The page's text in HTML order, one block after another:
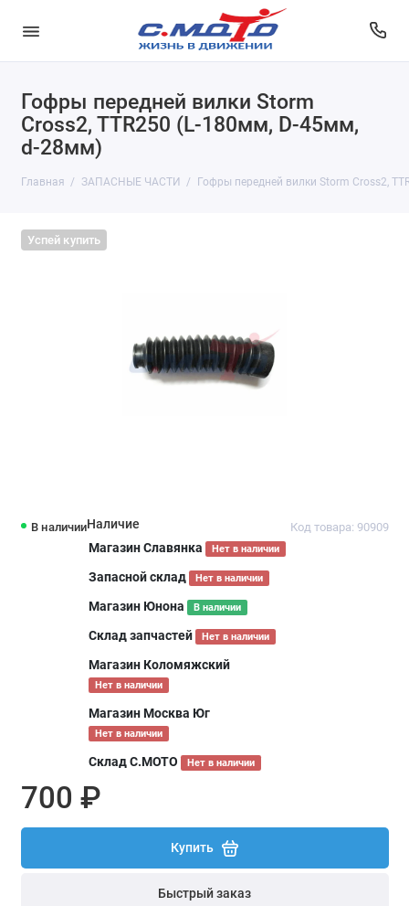
Гофры передней вилки Storm
Cross2, TTR250 (L-180мм, D-45мм,
d-28мм)
Главная ЗАПАСНЫЕ ЧАСТИ Гофры передней вилки Storm Cross2,
Успей купить
В наличии Код товара: 90909
Наличие
Магазин Славянка
Нет в наличии
Запасной склад Нет в наличии
Магазин Юнона В наличии
Склад запчастей Нет в наличии
Магазин Коломяжский
Нет в наличии
Магазин Москва Юг
Нет в наличии
Склад С.МОТО Нет в наличии
700 ₽
Купить
Быстрый заказ